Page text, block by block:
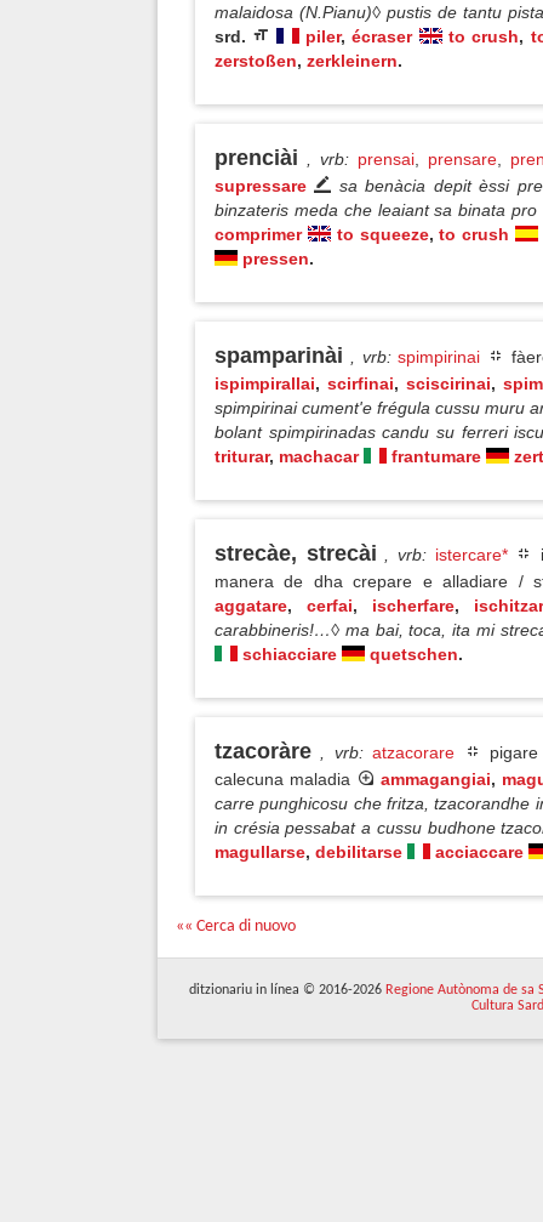
malaidosa (N.Pianu)◊ pustis de tantu
srd.
piler, écraser to crush,
zerstoßen, zerkleinern.
prenciài , vrb: prensai, prensare,
supressare
sa benàcia depit èssi
binzateris meda che leaiant sa binata
comprimer
to squeeze, to crush
pressen.
spamparinài , vrb: spimpirinai
ispimpirallai,scirfinai,sciscirinai,
spimpirinai cument'e frégula cussu muru
bolant spimpirinadas candu su ferreri
triturar, machacar frantumare
strecàe, strecài , vrb: istercare*
manera de dha crepare e alladiare /
aggatare, cerfai, ischerfare,
carabbineris!…◊ ma bai, toca, ita mi
schiacciare
quetschen.
tzacoràre , vrb: atzacorare
calecuna maladia
ammagangiai,
carre punghicosu che fritza, tzacorandhe
in crésia pessabat a cussu budhone
magullarse, debilitarse acciaccare
«« Cerca di nuovo
ditzionariu in línea © 2016-2026 Regione Autònoma de sa
Cultura